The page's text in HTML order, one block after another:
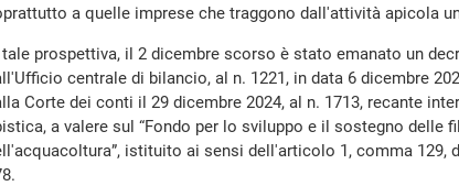
a quelle imprese che traggono dall'attività apicola
tale prospettiva, il 2 dicembre scorso è stato emanato un
centrale di bilancio, al n. 1221, in data 6 dicembre
Corte dei conti il 29 dicembre 2024, al n. 1713, recante
a valere sul “Fondo per lo sviluppo e il sostegno delle
istituito ai sensi dell'articolo 1, comma 129,